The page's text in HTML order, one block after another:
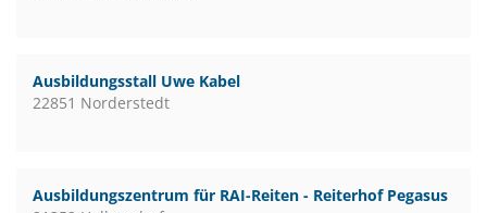
Ausbildungsstall Uwe Kabel
22851 Norderstedt
Ausbildungszentrum für RAI-Reiten - Reiterhof Pegasus